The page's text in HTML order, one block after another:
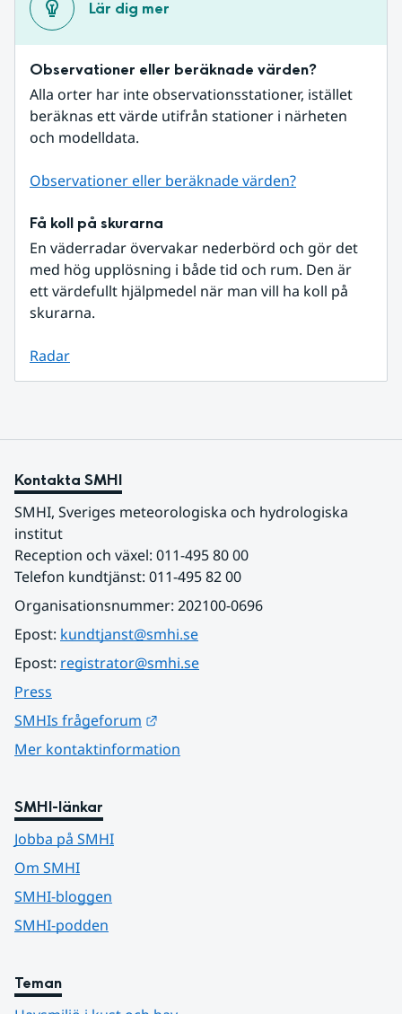
Lär dig mer
Observationer eller beräknade värden?
Alla orter har inte observationsstationer, istället
beräknas ett värde utifrån stationer i närheten
och modelldata.
Observationer eller beräknade värden?
Få koll på skurarna
En väderradar övervakar nederbörd och gör det
med hög upplösning i både tid och rum. Den är
ett värdefullt hjälpmedel när man vill ha koll på
skurarna.
Radar
Kontakta SMHI
SMHI, Sveriges meteorologiska och hydrologiska
institut
Reception och växel: 011-495 80 00
Telefon kundtjänst: 011-495 82 00
Organisationsnummer: 202100-0696
Epost: kundtjanst@smhi.se
Epost: registrator@smhi.se
Press
SMHIs frågeforum
Mer kontaktinformation
SMHI-länkar
Jobba på SMHI
Om SMHI
SMHI-bloggen
SMHI-podden
Teman